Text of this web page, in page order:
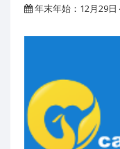
年末年始：12月29日